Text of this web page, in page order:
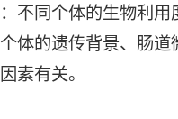
不同个体的生物利用
体的遗传背景、肠道
素有关。